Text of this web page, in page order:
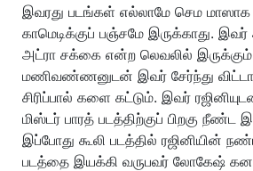
இவரது படங்கள் எல்லாமே செம மாஸாக
காமெடிக்குப் பஞ்சமே இருக்காது. இவர்
அட்ரா சக்கை என்ற லெவலில்
மணிவண்ணனுடன் இவர் சேர்ந்து
சிரிப்பால் களை கட்டும். இவர்
மிஸ்டர் பாரத் படத்திற்குப் பிறகு நீண்ட
இப்போது கூலி படத்தில் ரஜினியின்
படத்தை இயக்கி வருபவர் லோகேஷ்